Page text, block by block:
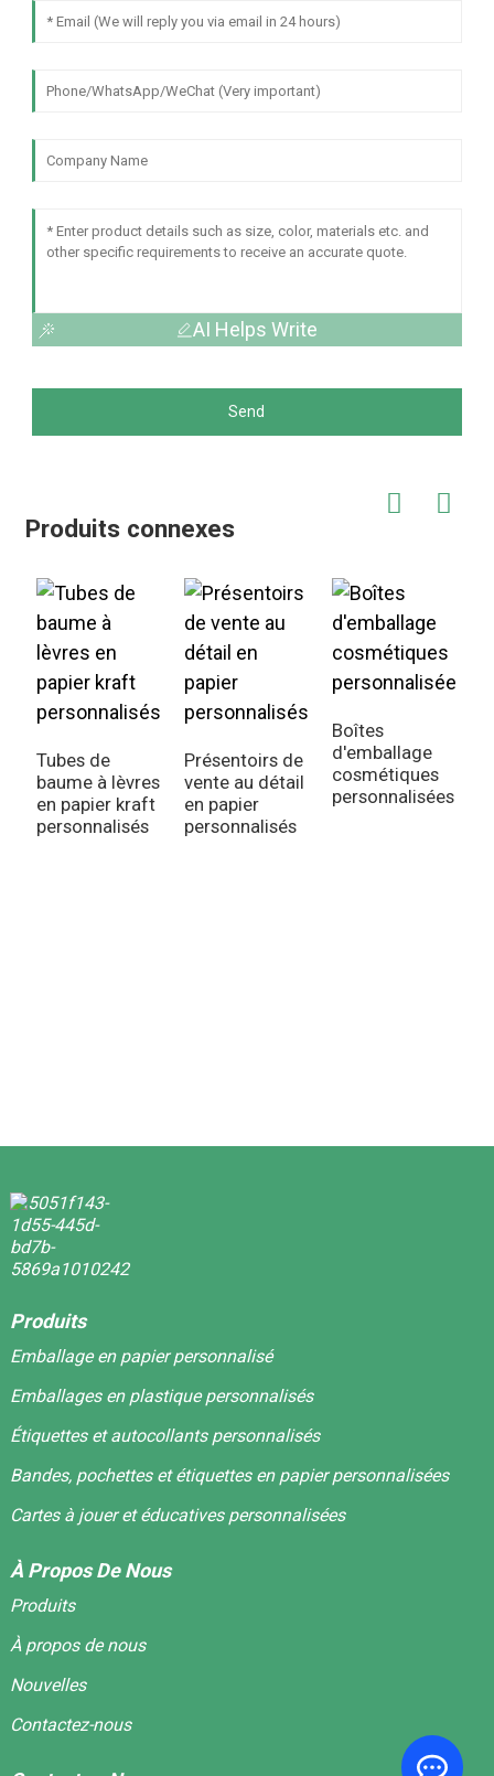
AI Helps Write
Send
Produits connexes
Tubes de
baume à lèvres
en papier kraft
personnalisés
Présentoirs de
vente au détail
en papier
personnalisés
Boîtes
d'emballage
cosmétiques
personnalisées
Produits
Emballage en papier personnalisé
Emballages en plastique personnalisés
Étiquettes et autocollants personnalisés
Bandes, pochettes et étiquettes en papier personnalisées
Cartes à jouer et éducatives personnalisées
À Propos De Nous
Produits
À propos de nous
Nouvelles
Contactez-nous